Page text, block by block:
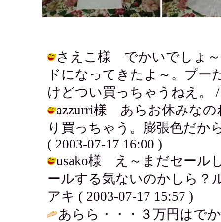
さえこ様 でかいでしょ～
ドになってきたよ～。プ
けどつい買っちゃうねえ。 /
azzurri様 あらお休みなの
り買っちゃう。膨張色だか
( 2003-07-17 16:00 )
usako様 え～まだセール
ールする気ないのかしら？
アキ ( 2003-07-17 15:57 )
あらら・・・３万円はで